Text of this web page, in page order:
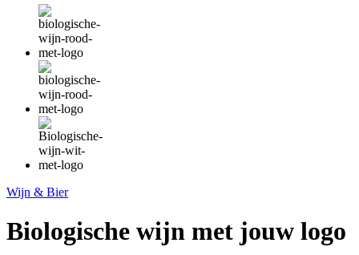
Wijn & Bier
Biologische wijn met jouw logo